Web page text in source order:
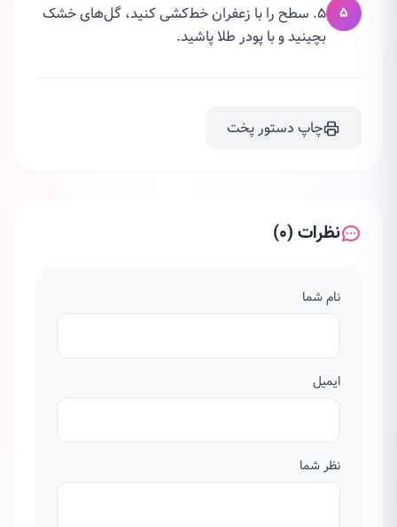
۵
5. سطح را با زعفران خط‌کشی کنید، گل‌های خشک
بچینید و با پودر طلا پاشید.
چاپ دستور پخت
نظرات (0)
نام شما
ایمیل
نظر شما